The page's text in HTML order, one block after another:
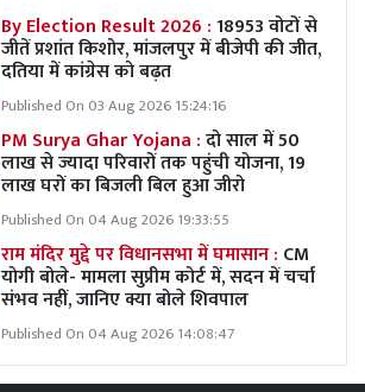
By Election Result 2026 :18953 वोटों से
जीतें प्रशांत किशोर, मांजलपुर में बीजेपी की जीत,
दतिया में कांग्रेस को बढ़त
Published On 03 Aug 2026 15:24:16
PM Surya Ghar Yojana :दो साल में 50
लाख से ज्यादा परिवारों तक पहुंची योजना, 19
लाख घरों का बिजली बिल हुआ जीरो
Published On 04 Aug 2026 19:33:55
राम मंदिर मुद्दे पर विधानसभा में घमासान : CM
योगी बोले- मामला सुप्रीम कोर्ट में, सदन में चर्चा
संभव नहीं, जानिए क्या बोले शिवपाल
Published On 04 Aug 2026 14:08:47